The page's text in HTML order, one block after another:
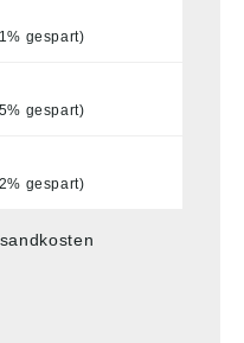
gespart)
gespart)
gespart)